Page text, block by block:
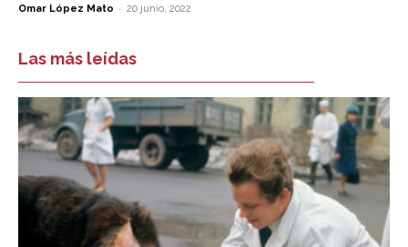
Omar López Mato - 20 junio, 2022
Las más leídas